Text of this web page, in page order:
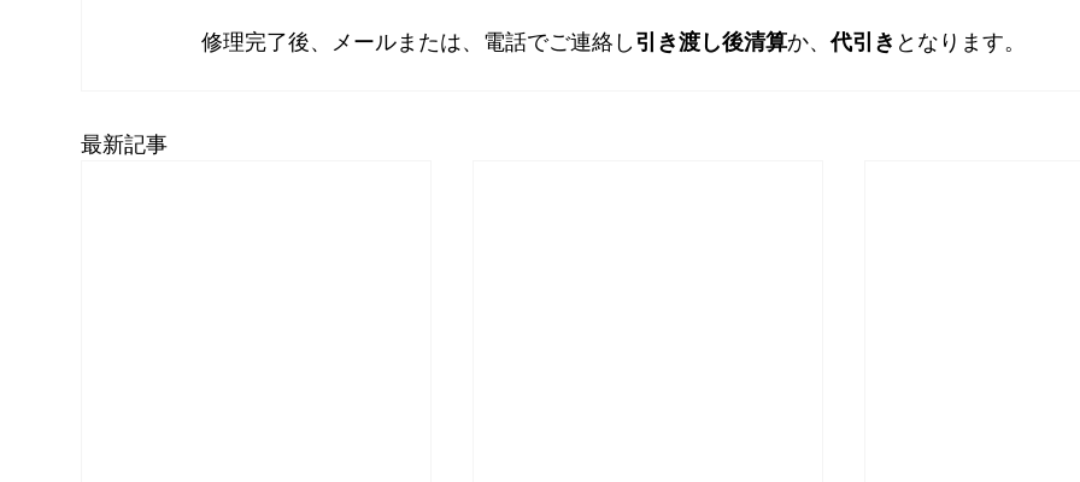
修理完了後、メールまたは、電話でご連絡し引き渡し後清算か、代引き となります。
最新記事